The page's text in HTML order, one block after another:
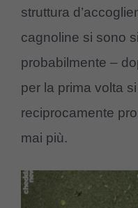
struttura
cagnoline si sono
probabilmente –
per la prima volta
reciprocamente
mai più.